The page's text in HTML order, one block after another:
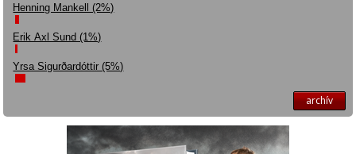
Henning Mankell (2%)
Erik Axl Sund (1%)
Yrsa Sigurðardóttir (5%)
archív